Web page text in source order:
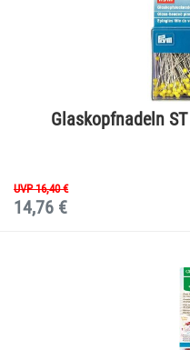
Glaskopfnadeln
UVP 16,40 €
14,76 €